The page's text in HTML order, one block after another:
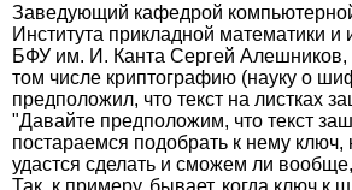
Заведующий кафедрой
Института прикладной математики и
БФУ им. И. Канта Сергей
том числе криптографию (науку о
предположил, что текст на листках
"Давайте предположим, что текст
постараемся подобрать к нему ключ,
удастся сделать и сможем ли вообще,
Так, к примеру, бывает, когда ключ к